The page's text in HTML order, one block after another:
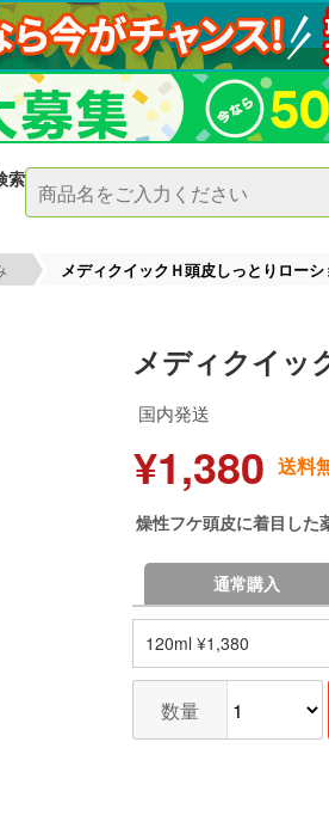
索
メディクイックＨ頭皮しっとりローシ
メディクイッ
国内発送
¥1,380 送料
燥性フケ頭皮に着目した
通常購入
120ml ¥1,380
数量